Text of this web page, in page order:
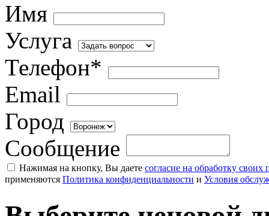
Имя
Услуга
Телефон*
Email
Город
Сообщение
Нажимая на кнопку, Вы даете согласие на обработку
применяются Политика конфиденциальности и Условия